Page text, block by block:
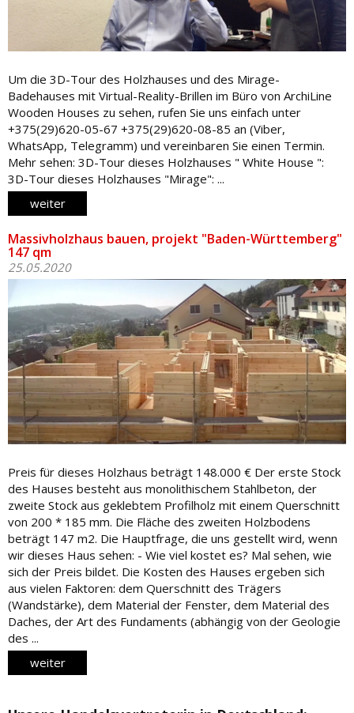
Um die 3D-Tour des Holzhauses und des Mirage-
Badehauses mit Virtual-Reality-Brillen im Büro von ArchiLine
Wooden Houses zu sehen, rufen Sie uns einfach unter
+375(29)620-05-67 +375(29)620-08-85 an (Viber,
WhatsApp, Telegramm) und vereinbaren Sie einen Termin.
Mehr sehen: 3D-Tour dieses Holzhauses " White House ":
3D-Tour dieses Holzhauses "Mirage": ...
weiter
Massivholzhaus bauen, projekt "Baden-Württemberg"
147 qm
25.05.2020
Preis für dieses Holzhaus beträgt 148.000 € Der erste Stock
des Hauses besteht aus monolithischem Stahlbeton, der
zweite Stock aus geklebtem Profilholz mit einem Querschnitt
von 200 * 185 mm. Die Fläche des zweiten Holzbodens
beträgt 147 m2. Die Hauptfrage, die uns gestellt wird, wenn
wir dieses Haus sehen: - Wie viel kostet es? Mal sehen, wie
sich der Preis bildet. Die Kosten des Hauses ergeben sich
aus vielen Faktoren: dem Querschnitt des Trägers
(Wandstärke), dem Material der Fenster, dem Material des
Daches, der Art des Fundaments (abhängig von der Geologie
des ...
weiter